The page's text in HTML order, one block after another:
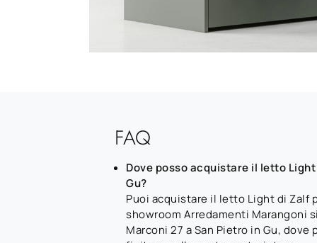
FAQ
Dove posso acquistare il letto
Gu?
Puoi acquistare il letto Light di Zalf
showroom Arredamenti Marangoni
Marconi 27 a San Pietro in Gu,